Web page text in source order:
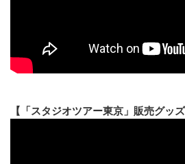
【「スタジオツアー東京」販売グッズ